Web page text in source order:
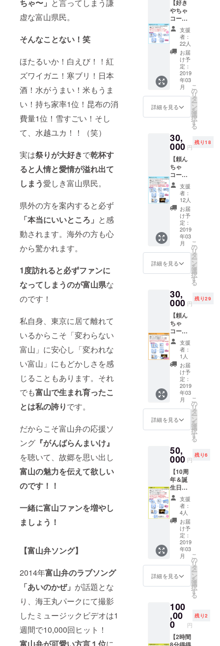
ちゃ〜」 と言ってしまう謙
虚な富山県民。
そんなことない！笑
ほたるいか！白えび！！紅
ズワイガニ！寒ブリ！日本
酒！水がうまい！米もうま
い！持ち家率1位！昆布の消
費量1位！雪すごい！そし
て、水越ユカ！！（笑）
実は祭りが大好きで乾杯す
ると人情と愛情が溢れ出て
しまう愛しき富山県民。
県外の方を案内すると必ず
「本当にいいところ」 と感
動されます。海外の方も心
から驚かれます。
1度訪れると必ずファンに
なってしまうのが富山県な
のです！
私自身、東京に居て離れて
いるからこそ「変わらない
富山」に安心し「変われな
い富山」にもどかしさを感
じることもあります。それ
でも富山で生まれ育ったこ
とは私の誇りです。
だからこそ富山弁の応援ソ
ング 『がんばらんまいけ』
を聴いて、故郷を思い出し
富山の魅力を伝えて欲しい
のです！！
一緒に富山ファンを増やし
ましょう！
【富山弁ソング】
2014年富山弁のラブソング
「あいのかぜ」 が話題とな
り、海王丸パークにて撮影
したミュージックビデオは1
週間で10,000回ヒット！
動画で
お届け
しま
す。 ※
支援時
に必ず
備考欄
にあな
たのお
名前 相
手の方
のお名
前、な
ぜプレ
を記入
してく
ださ
い。 例
１）花
子さん
より富
山出身
太郎さ
んへお
誕生日
のお祝
いの為
例２）
太郎さ
富山大
好き花
の感謝
を込め
て な
ど ※相
手先の
方のご
住所を
ご記入
くださ
い。こ
ちらか
らプレ
ゼント
として
お送り
す。
トのス
タン
ダード
コース
です。
①サイ
ン入り
ベスト
アルバ
ム 発売
日より
前に先
行お届
け♡ ②
カ直筆
メッ
セージ
付き
③10周
年記念
ワンマ
ンライ
ブ限定
デザイ
ンチ
ケット1
年3月30
日(土)渋
谷Glad
ワンマ
【好き
やちゃ
コース
A（ライ
ブに来
れる方
はこち
ら）】
富山弁
では確
認や念
押しの
ときに
「ちゃ
」がつ
きま
好きな
あなた
へ届
け！ ①
サイン
入りベ
ストア
ルバム
発売日
より前
にお届
け♡ ②
ポスト
カード
水越ユ
カ直筆
メッ
年記念
ワンマ
ンライ
ブ限定
デザイ
ンチ
ケット1
年3月30
日(土)渋
谷Glad
ワンマ
ンライ
ブへご
招待！
④メッ
セージ
エスト
曲アカ
ペラ歌
唱付き
※下記よ
り１曲
選んで
いただ
いて備
考欄に
お書き
くださ
い。
「あい
のか
「あい
のかぜ
間８
分」
「がん
ばらん
まい
支援
者：
22人
お届
け予
定：
2019
年03
月
詳細を見る
こ
の
リ
タ
ー
ン
を
選
択
す
る
30,
000 円
残り18
【頼ん
ちゃ
コース
A（ライ
ブに来
れる方
はこち
ら）】
富山弁
で「お
ねがい
ね」の
意味。
もうほ
んとう
によろ
願いし
ま
す！！
ペアで
楽しん
でいた
だける
コース
です！
①サイ
ン入り
ベスト
アルバ
ム２枚
発売日
より前
にお届
水越ユ
カ直筆
メッ
セージ
付き
③10周
年記念
ワンマ
ンライ
ブ限定
デザイ
ンチ
ケット2
年3月30
日(土)渋
谷Glad
招待！
④メッ
セージ
動画 富
山ソン
支援
者：
12人
お届
け予
定：
2019
年03
月
詳細を見る
こ
の
リ
タ
ー
ン
を
選
択
す
る
30,
000 円
残り29
【頼ん
ちゃ
コース
B（ライ
ブに来
れない
方はこ
ら）】
富山弁
で「お
ねがい
ね」の
意味。
もうほ
んとう
しくお
願いし
ま
す！！
①サイ
ン入り
ベスト
アルバ
ム２枚
発売日
より前
にお届
け♡ ②
ポスト
カード
水越ユ
カ直筆
メッ
セージ
動画 富
山ソン
グリク
支援
者：
1人
お届
け予
定：
2019
年03
月
詳細を見る
こ
の
リ
タ
ー
ン
を
選
択
す
る
50,
000 円
残り6
【10周
年＆誕
生日お
めでと
う御祝
儀コー
ス】 ぜ
ひ水越
の10周
年をお
祝いし
たいと
いうあ
なたは
こちら
で
①サイ
ン入り
ベスト
アルバ
ム４枚
支援
者：
4人
お届
け予
定：
2019
年03
月
詳細を見る
こ
の
リ
タ
ー
ン
を
選
択
す
る
100
,00
0 円
残り2
【2時間